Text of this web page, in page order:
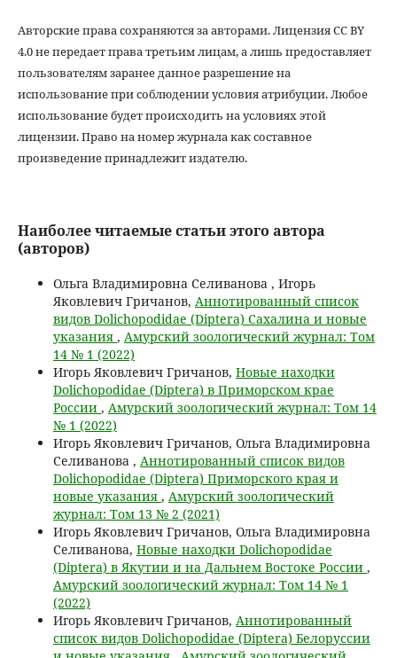
Авторские права сохраняются за авторами. Лицензия CC BY
4.0 не передает права третьим лицам, а лишь предоставляет
пользователям заранее данное разрешение на
использование при соблюдении условия атрибуции. Любое
использование будет происходить на условиях этой
лицензии. Право на номер журнала как составное
произведение принадлежит издателю.
Наиболее читаемые статьи этого автора
(авторов)
Ольга Владимировна Селиванова , Игорь
Яковлевич Гричанов, Аннотированный список
видов Dolichopodidae (Diptera) Сахалина и новые
указания , Амурский зоологический журнал: Том
14 № 1 (2022)
Игорь Яковлевич Гричанов, Новые находки
Dolichopodidae (Diptera) в Приморском крае
России , Амурский зоологический журнал: Том 14
№ 1 (2022)
Игорь Яковлевич Гричанов, Ольга Владимировна
Селиванова , Аннотированный список видов
Dolichopodidae (Diptera) Приморского края и
новые указания , Амурский зоологический
журнал: Том 13 № 2 (2021)
Игорь Яковлевич Гричанов, Ольга Владимировна
Cеливанова, Новые находки Dolichopodidae
(Diptera) в Якутии и на Дальнем Востоке России ,
Амурский зоологический журнал: Том 14 № 1
(2022)
Игорь Яковлевич Гричанов, Аннотированный
список видов Dolichopodidae (Diptera) Белоруссии